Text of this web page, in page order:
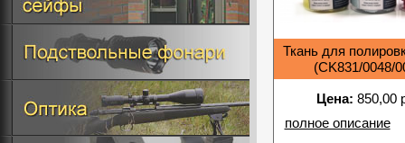
Ткань для
(CK831/0048/
Цена: 850,00
полное описание